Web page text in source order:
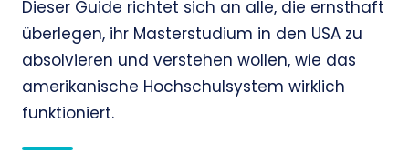
Dieser Guide richtet sich an alle, die ernsthaft
überlegen, ihr Masterstudium in den USA zu
absolvieren und verstehen wollen, wie das
amerikanische Hochschulsystem wirklich
funktioniert.